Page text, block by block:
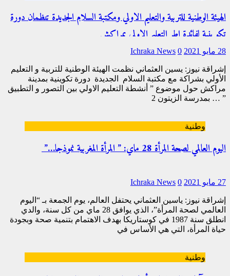
الهيئة الوطنية للتربية والتعليم الاولي ومكتبة السلام الجديدة تنظمان دورة
تكوينية لفائدة اطر التعليم الاولي بمراكش
28 مايو 2021 Ichraka News 0
إشراقة نيوز: يسين العثماني نظمت الهيئة الوطنية للتربية و التعليم
الأولي بشراكة مع مكتبة السلام الجديدة دورة تكوينية بمدينة
مراكش حول موضوع ” أنشطة التعليم الاولي بين التصور و التطبيق
” … بمدرسة الزيتون 2
وطنية
اليوم العالمي لصحة المرأة 28 ماي: ” المرأة المغربية نموذجا…”
27 مايو 2021 Ichraka News 0
إشراقة نيوز: ياسين العثماني يحتفل العالم، يوم الجمعة بـ “اليوم
العالمي لصحة المرأة”، الذي يوافق 28 ماي من كل سنة، والدي
انطلق سنة 1987 في كوستاريكا بهدف الاهتمام بتنمية صحة وبجودة
حياة المرأة، التي هي الأساس في
وطنية